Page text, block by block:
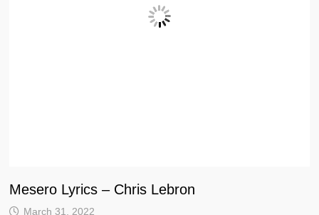
Mesero Lyrics – Chris Lebron
March 31, 2022